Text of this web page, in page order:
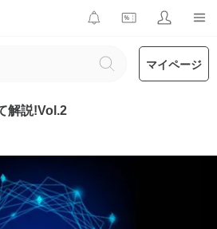
マイページ
解説!Vol.2